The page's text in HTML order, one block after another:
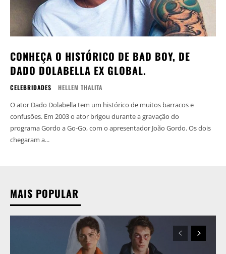
CONHEÇA O HISTÓRICO DE BAD BOY, DE
DADO DOLABELLA EX GLOBAL.
CELEBRIDADES HELLEM THALITA
O ator Dado Dolabella tem um histórico de muitos barracos e
confusões. Em 2003 o ator brigou durante a gravação do
programa Gordo a Go-Go, com o apresentador João Gordo. Os dois
chegaram a...
MAIS POPULAR